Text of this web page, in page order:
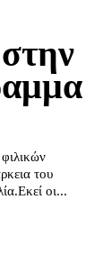
του
οι...